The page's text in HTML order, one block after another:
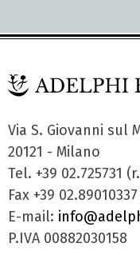
Via S. Giovanni sul
20121 - Milano
Tel. +39 02.725731
Fax +39 02.89010337
E-mail:
P.IVA 00882030158